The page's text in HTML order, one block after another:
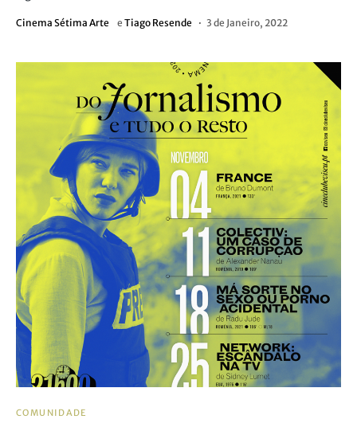
Cinema Sétima Arte e Tiago Resende 3 de Janeiro, 2022
COMUNIDADE